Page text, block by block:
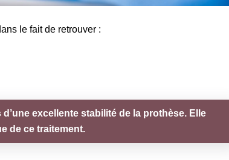
le fait de retrouver :
excellente stabilité de la prothèse. Elle
de ce traitement.